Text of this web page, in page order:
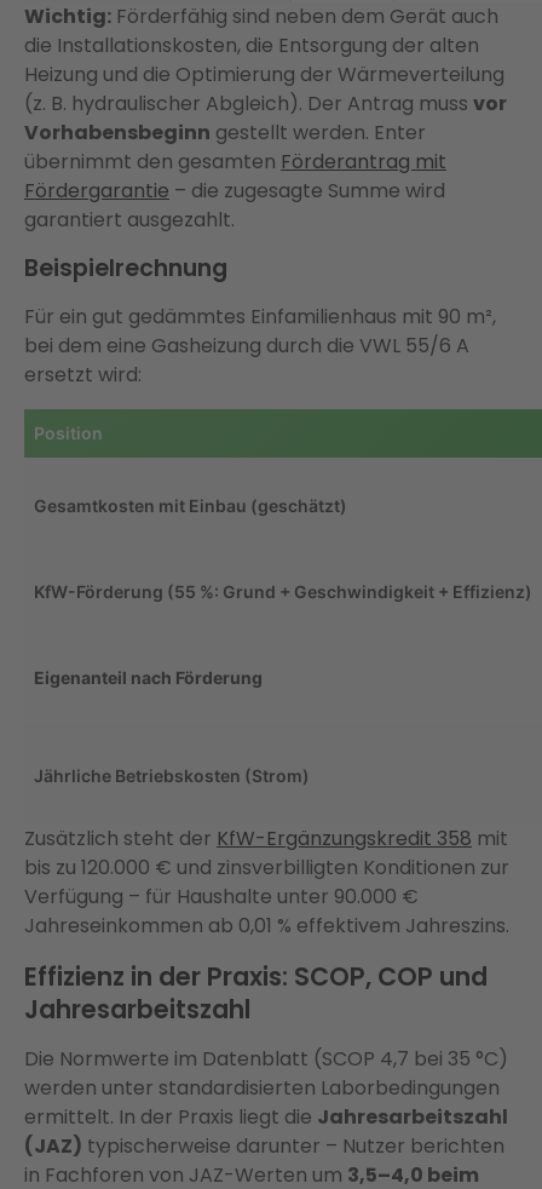
Wichtig: Förderfähig sind neben dem Gerät auch
die Installationskosten, die Entsorgung der alten
Heizung und die Optimierung der Wärmeverteilung
(z. B. hydraulischer Abgleich). Der Antrag muss vor
Vorhabensbeginn gestellt werden. Enter
übernimmt den gesamten Förderantrag mit
Fördergarantie – die zugesagte Summe wird
garantiert ausgezahlt.
Beispielrechnung
Für ein gut gedämmtes Einfamilienhaus mit 90 m²,
bei dem eine Gasheizung durch die VWL 55/6 A
ersetzt wird:
Position
Gesamtkosten mit Einbau (geschätzt)
KfW-Förderung (55 %: Grund + Geschwindigkeit + Effizienz)
Eigenanteil nach Förderung
Jährliche Betriebskosten (Strom)
Zusätzlich steht der KfW-Ergänzungskredit 358 mit
bis zu 120.000 € und zinsverbilligten Konditionen zur
Verfügung – für Haushalte unter 90.000 €
Jahreseinkommen ab 0,01 % effektivem Jahreszins.
Effizienz in der Praxis: SCOP, COP und
Jahresarbeitszahl
Die Normwerte im Datenblatt (SCOP 4,7 bei 35 °C)
werden unter standardisierten Laborbedingungen
ermittelt. In der Praxis liegt die Jahresarbeitszahl
(JAZ) typischerweise darunter – Nutzer berichten
in Fachforen von JAZ-Werten um 3,5–4,0 beim